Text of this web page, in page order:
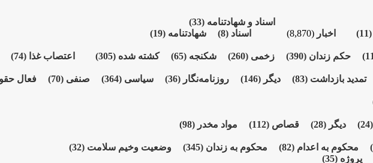
(11) اخبار (8,870)
اسناد و شهادتنامە (33)
اسناد (8) شهادتنامە (19)
حکم زندان (390) زخمی (260) شکنجە (65) کشته شده (305) اعتصاب غذا (74)
تمدید بازداشت (83) دیگر (146) روزنامەنگار (36) سیاسی (364) صنفی (70) فعال
(24) دیگر (28) قصاص (112) مواد مخدر (98)
محکوم بە اعدام (82) محکوم بە زندان (345) وضعیت وخیم سلامت (32)
پروژە (35)